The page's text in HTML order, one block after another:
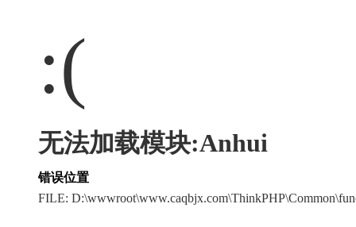
:(
无法加载模块:Anhui
错误位置
FILE: